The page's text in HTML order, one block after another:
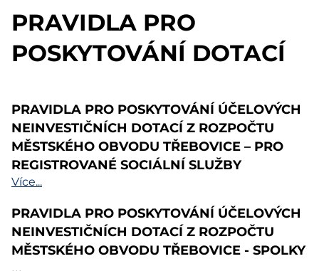
PRAVIDLA PRO
POSKYTOVÁNÍ DOTACÍ
PRAVIDLA PRO POSKYTOVÁNÍ ÚČELOVÝCH
NEINVESTIČNÍCH DOTACÍ Z ROZPOČTU
MĚSTSKÉHO OBVODU TŘEBOVICE – PRO
REGISTROVANÉ SOCIÁLNÍ SLUŽBY
Více...
PRAVIDLA PRO POSKYTOVÁNÍ ÚČELOVÝCH
NEINVESTIČNÍCH DOTACÍ Z ROZPOČTU
MĚSTSKÉHO OBVODU TŘEBOVICE - SPOLKY